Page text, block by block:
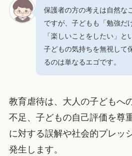
保護者の方の考えは自然な
ですが、子どもも「勉強だ
「楽しいことをしたい」と
子どもの気持ちを無視して
るのは単なるエゴです。
教育虐待は、大人の子どもへ
不足、子どもの自己評価を尊
に対する誤解や社会的プレッ
発生します。